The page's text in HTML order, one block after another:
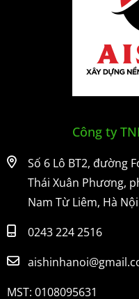
Công ty
Số 6 Lô BT2, đường
Thái Xuân Phương,
Nam Từ Liêm, Hà Nội
0243 224 2516
MST: 0108095631